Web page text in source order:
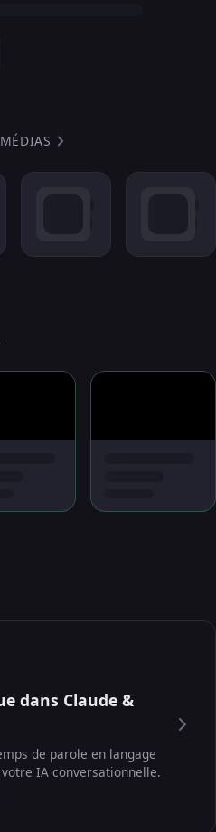
dans Claude &
de parole en langage
IA conversationnelle.